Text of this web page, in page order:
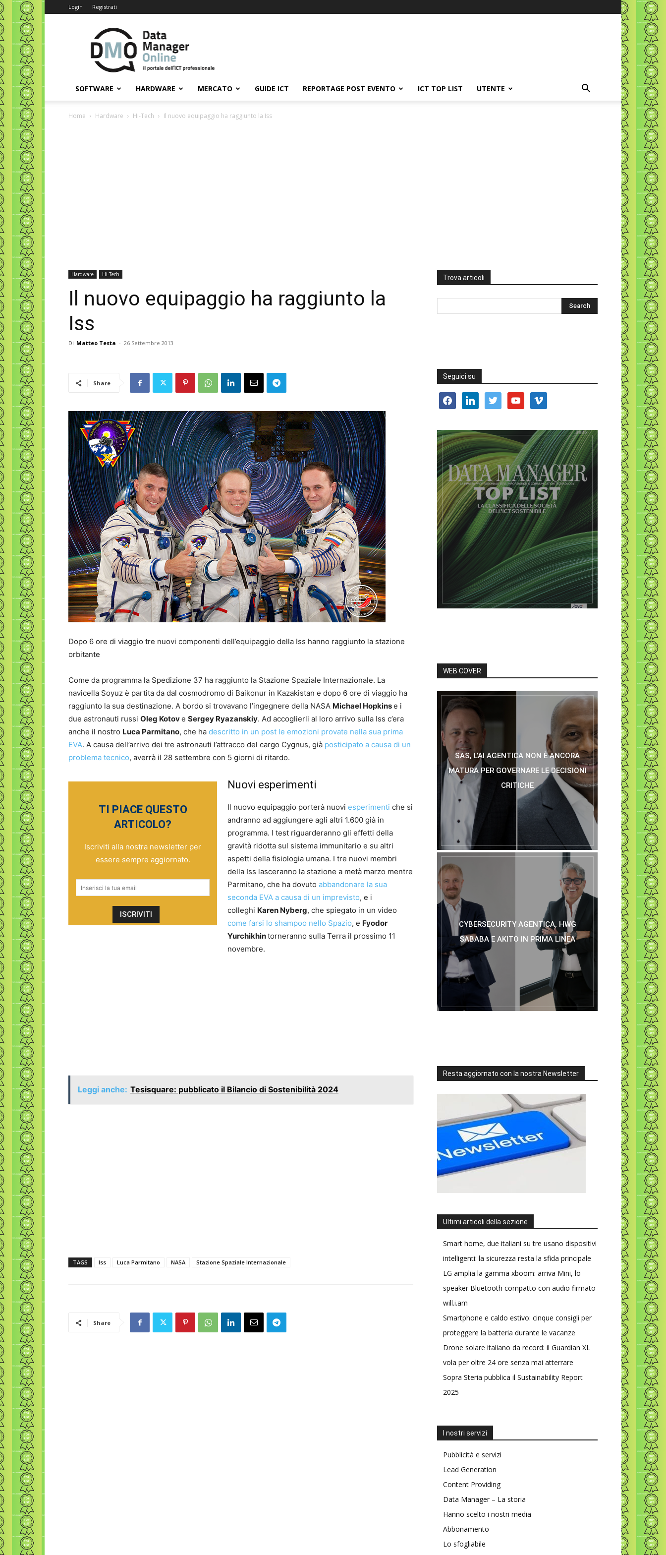
Login Registrati
Data
Manager
Online
SOFTWARE HARDWARE MERCATO GUIDE ICT REPORTAGE POST EVENTO ICT TOP LIST UTENTE
Home Hardware Hi-Tech Il nuovo equipaggio ha raggiunto la Iss
Hardware Hi-Tech
Il nuovo equipaggio ha raggiunto la
Iss
Di Matteo Testa - 26 Settembre 2013
Share
Dopo 6 ore di viaggio tre nuovi componenti dell’equipaggio della Iss hanno raggiunto la stazione
orbitante
Come da programma la Spedizione 37 ha raggiunto la Stazione Spaziale Internazionale. La
navicella Soyuz è partita da dal cosmodromo di Baikonur in Kazakistan e dopo 6 ore di viaggio ha
raggiunto la sua destinazione. A bordo si trovavano l’ingegnere della NASA Michael Hopkinse i
due astronauti russi Oleg Kotove Sergey Ryazanskiy. Ad accoglierli al loro arrivo sulla Iss c’era
anche il nostro Luca Parmitano, che ha descritto in un post le emozioni provate nella sua prima
EVA. A causa dell’arrivo dei tre astronauti l’attracco del cargo Cygnus, già posticipato a causa di un
problema tecnico, averrà il 28 settembre con 5 giorni di ritardo.
TI PIACE QUESTO
ARTICOLO?
Iscriviti alla nostra newsletter per
essere sempre aggiornato.
Nuovi esperimenti
Il nuovo equipaggio porterà nuovi esperimenti che si
andranno ad aggiungere agli altri 1.600 già in
programma. I test riguarderanno gli effetti della
gravità ridotta sul sistema immunitario e su altri
aspetti della fisiologia umana. I tre nuovi membri
della Iss lasceranno la stazione a metà marzo mentre
Parmitano, che ha dovuto abbandonare la sua
seconda EVA a causa di un imprevisto, e i
colleghi Karen Nyberg, che spiegato in un video
come farsi lo shampoo nello Spazio, e Fyodor
Yurchikhintorneranno sulla Terra il prossimo 11
novembre.
Leggi anche: Tesisquare: pubblicato il Bilancio di Sostenibilità 2024
TAGS Iss Luca Parmitano NASA Stazione Spaziale Internazionale
Share
Trova articoli
Seguici su
facebooklinkedin twitter youtube vimeo
WEB COVER
SAS, L’AI AGENTICA NON È ANCORA
MATURA PER GOVERNARE LE DECISIONI
CRITICHE
CYBERSECURITY AGENTICA, HWG
SABABA E AKITO IN PRIMA LINEA
Resta aggiornato con la nostra Newsletter
Ultimi articoli della sezione
Smart home, due italiani su tre usano dispositivi
intelligenti: la sicurezza resta la sfida principale
LG amplia la gamma xboom: arriva Mini, lo
speaker Bluetooth compatto con audio firmato
will.i.am
Smartphone e caldo estivo: cinque consigli per
proteggere la batteria durante le vacanze
Drone solare italiano da record: il Guardian XL
vola per oltre 24 ore senza mai atterrare
Sopra Steria pubblica il Sustainability Report
2025
I nostri servizi
Pubblicità e servizi
Lead Generation
Content Providing
Data Manager – La storia
Hanno scelto i nostri media
Abbonamento
Lo sfogliabile